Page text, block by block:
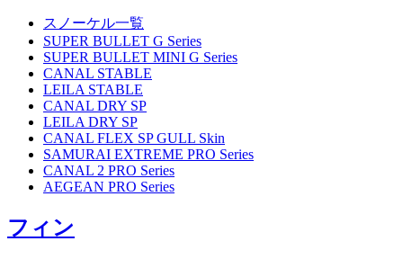
スノーケル一覧
SUPER BULLET G Series
SUPER BULLET MINI G Series
CANAL STABLE
LEILA STABLE
CANAL DRY SP
LEILA DRY SP
CANAL FLEX SP GULL Skin
SAMURAI EXTREME PRO Series
CANAL 2 PRO Series
AEGEAN PRO Series
フィン